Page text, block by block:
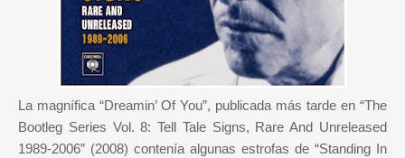
La magnífica “Dreamin’ Of You”, publicada más tarde en “The
Bootleg Series Vol. 8: Tell Tale Signs, Rare And Unreleased
1989-2006” (2008) contenía algunas estrofas de “Standing In